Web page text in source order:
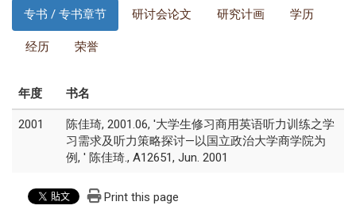
专书 / 专书章节 研讨会论文 研究计画 学历
经历 荣誉
年度 书名
2001
陈佳琦, 2001.06, '大学生修习商用英语听力训练之学
习需求及听力策略探讨—以国立政治大学商学院为
例, ' 陈佳琦., A12651, Jun. 2001
Print this page